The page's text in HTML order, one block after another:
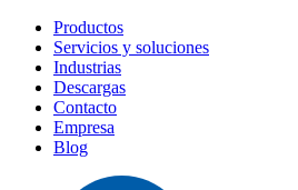
Productos
Servicios y soluciones
Industrias
Descargas
Contacto
Empresa
Blog